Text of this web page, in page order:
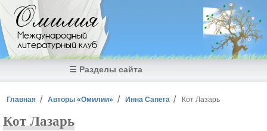
Перейти к основному содержанию
Омилия
Международный
литературный клуб
☰ Разделы сайта
Вы здесь
Главная Авторы «Омилии» Инна Сапега Кот Лазарь
Кот Лазарь